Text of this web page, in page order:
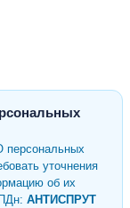
персональных
уточнения
об их
АНТИСПРУТ